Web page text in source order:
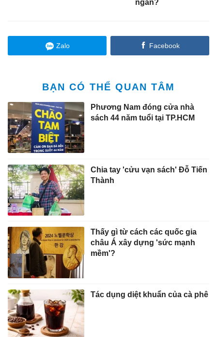
ngắn?
Zalo Facebook
BẠN CÓ THỂ QUAN TÂM
Phương Nam đóng cửa nhà
sách 44 năm tuổi tại TP.HCM
Chia tay 'cửu vạn sách' Đỗ Tiến
Thành
Thấy gì từ cách các quốc gia
châu Á xây dựng 'sức mạnh
mềm'?
Tác dụng diệt khuẩn của cà phê